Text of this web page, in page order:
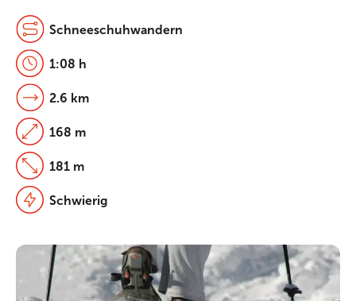
Schneeschuhwandern
1:08 h
2.6 km
168 m
181 m
Schwierig